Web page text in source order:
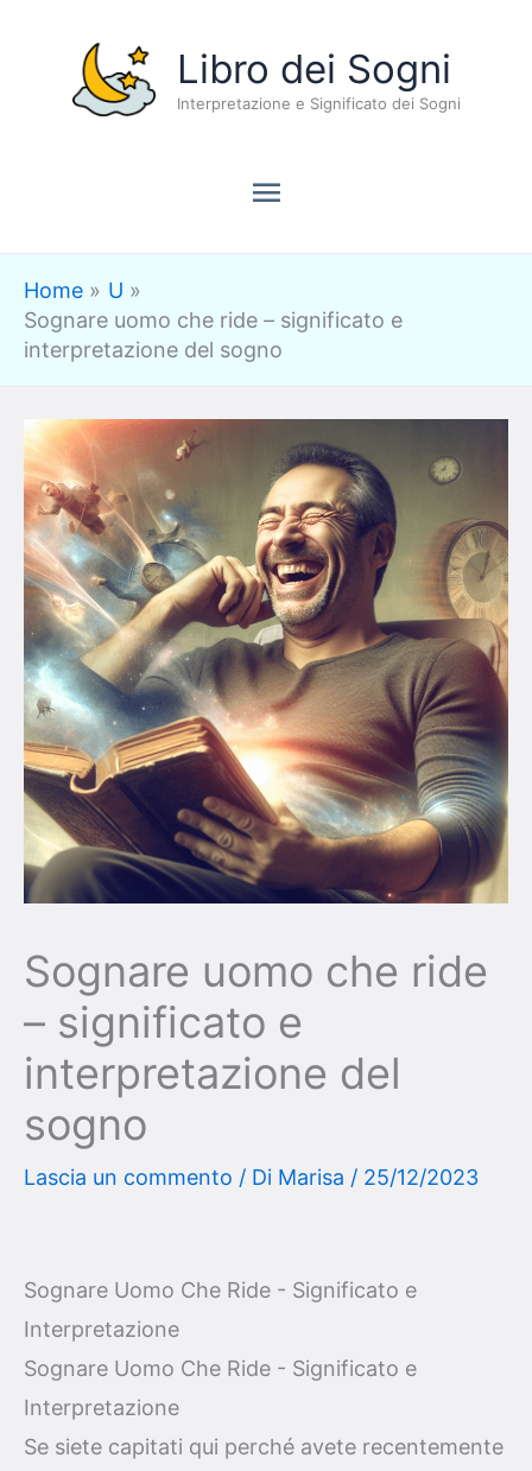
contenuto
Libro dei Sogni
Interpretazione e Significato dei Sogni
Menu
principale
Home
U
Sognare uomo che ride – significato e
interpretazione del sogno
Sognare uomo che ride
– significato e
interpretazione del
sogno
Lascia un commento / Di Marisa / 25/12/2023
Sognare Uomo Che Ride - Significato e
Interpretazione
Sognare Uomo Che Ride - Significato e
Interpretazione
Se siete capitati qui perché avete recentemente